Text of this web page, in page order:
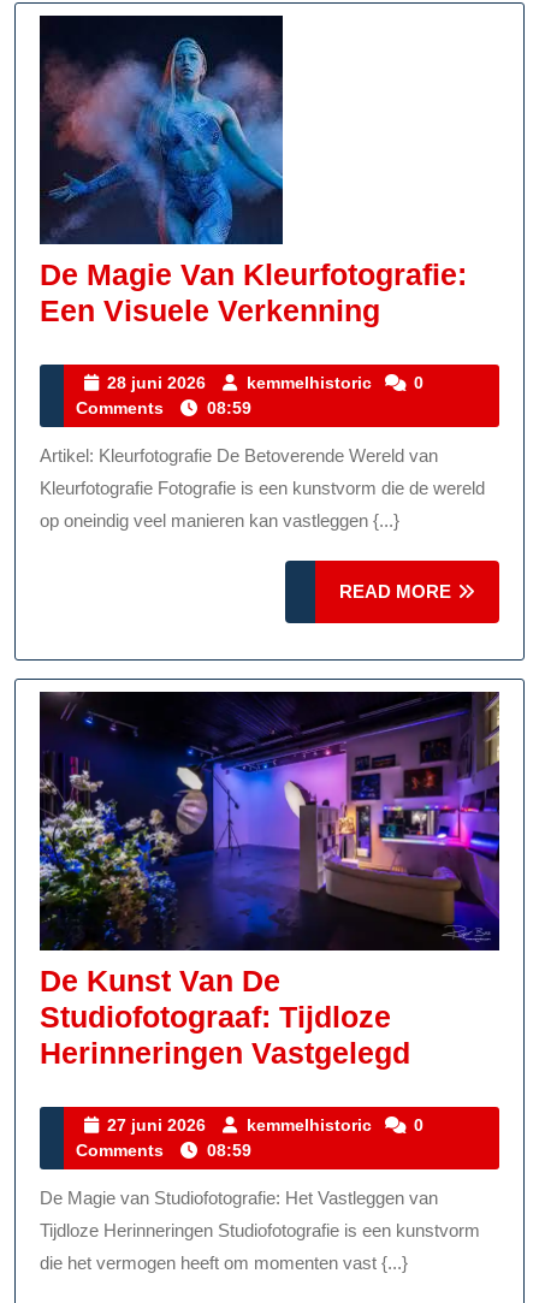
De Magie Van Kleurfotografie:
Een Visuele Verkenning
Van
Een
Visuele
28 juni 2026
28
juni
2026
kemmelhistoric kemmelhistoric
0
Comments
08:59
Artikel: Kleurfotografie De Betoverende Wereld van
Kleurfotografie Fotografie is een kunstvorm die de wereld
op oneindig veel manieren kan vastleggen {...}
READ MORE
MORE
De Kunst Van De
Studiofotograaf: Tijdloze
Herinneringen Vastgelegd
Van
Tijdloze
27 juni 2026
27
juni
2026
kemmelhistoric kemmelhistoric
0
Comments
08:59
De Magie van Studiofotografie: Het Vastleggen van
Tijdloze Herinneringen Studiofotografie is een kunstvorm
die het vermogen heeft om momenten vast {...}